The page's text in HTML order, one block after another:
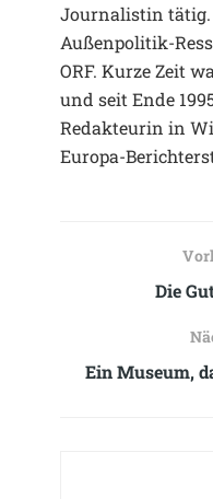
Journalistin tätig.
Außenpolitik-
ORF. Kurze Zeit
und seit Ende
Redakteurin in
Europa-
Die
Ein Museum,